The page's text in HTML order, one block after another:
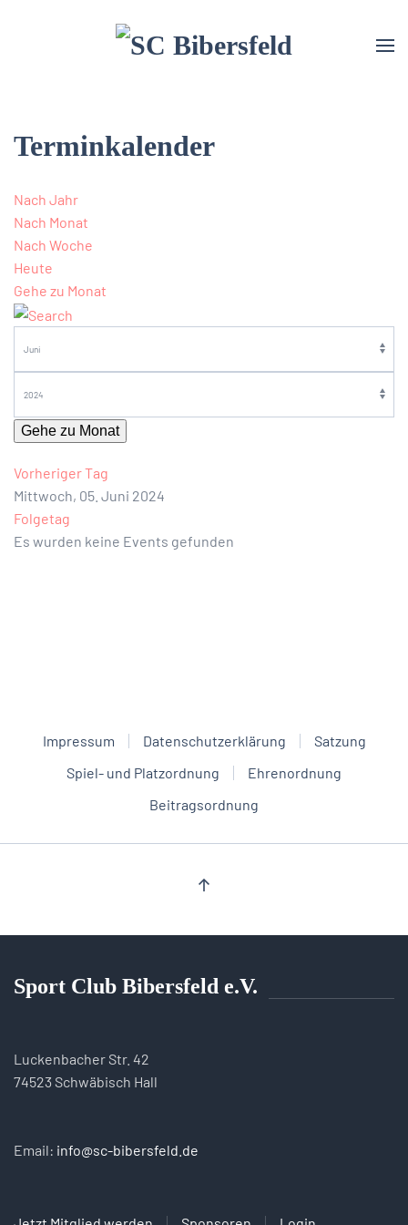
Terminkalender
Nach Jahr
Nach Monat
Nach Woche
Heute
Gehe zu Monat
Gehe zu Monat
Vorheriger Tag
Mittwoch, 05. Juni 2024
Folgetag
Es wurden keine Events gefunden
Impressum Datenschutzerklärung
Satzung
Spiel- und Platzordnung
Ehrenordnung
Beitragsordnung
Sport Club Bibersfeld e.V.
Luckenbacher Str. 42
74523 Schwäbisch Hall
Email: info@sc-bibersfeld.de